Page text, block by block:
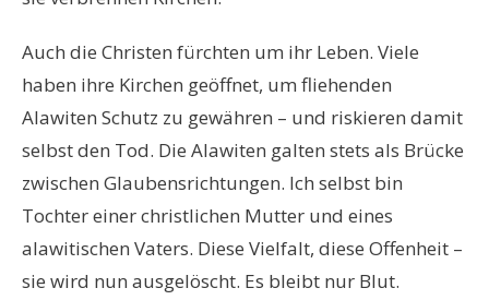
Auch die Christen fürchten um ihr Leben. Viele
haben ihre Kirchen geöffnet, um fliehenden
Alawiten Schutz zu gewähren – und riskieren damit
selbst den Tod. Die Alawiten galten stets als Brücke
zwischen Glaubensrichtungen. Ich selbst bin
Tochter einer christlichen Mutter und eines
alawitischen Vaters. Diese Vielfalt, diese Offenheit –
sie wird nun ausgelöscht. Es bleibt nur Blut.